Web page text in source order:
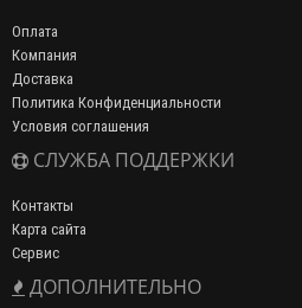
Оплата
Компания
Доставка
Политика Конфиденциальности
Условия соглашения
СЛУЖБА ПОДДЕРЖКИ
Контакты
Карта сайта
Сервис
ДОПОЛНИТЕЛЬНО